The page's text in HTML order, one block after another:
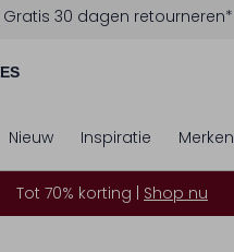
Gratis 30 dagen retourneren*
Nieuw Inspiratie Merken
Tot 70% korting | Shop nu